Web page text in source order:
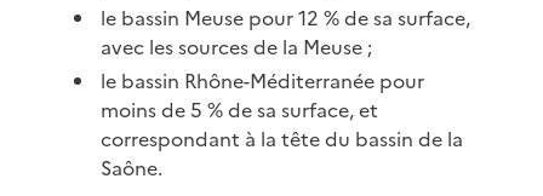
le bassin Meuse pour 12 % de sa surface,
avec les sources de la Meuse ;
le bassin Rhône-Méditerranée pour
moins de 5 % de sa surface, et
correspondant à la tête du bassin de la
Saône.